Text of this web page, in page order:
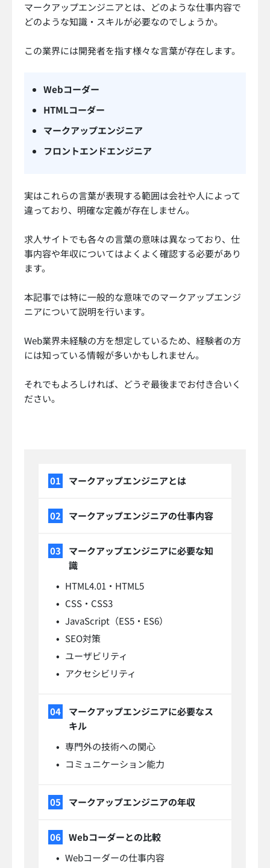
マークアップエンジニアとは、どのような仕事内容で
どのような知識・スキルが必要なのでしょうか。
この業界には開発者を指す様々な言葉が存在します。
Webコーダー
HTMLコーダー
マークアップエンジニア
フロントエンドエンジニア
実はこれらの言葉が表現する範囲は会社や人によって
違っており、明確な定義が存在しません。
求人サイトでも各々の言葉の意味は異なっており、仕
事内容や年収についてはよくよく確認する必要があり
ます。
本記事では特に一般的な意味でのマークアップエンジ
ニアについて説明を行います。
Web業界未経験の方を想定しているため、経験者の方
には知っている情報が多いかもしれません。
それでもよろしければ、どうぞ最後までお付き合いく
ださい。
マークアップエンジニアとは
マークアップエンジニアの仕事内容
マークアップエンジニアに必要な知
識
HTML4.01・HTML5
CSS・CSS3
JavaScript（ES5・ES6）
SEO対策
ユーザビリティ
アクセシビリティ
マークアップエンジニアに必要なス
キル
専門外の技術への関心
コミュニケーション能力
マークアップエンジニアの年収
Webコーダーとの比較
Webコーダーの仕事内容